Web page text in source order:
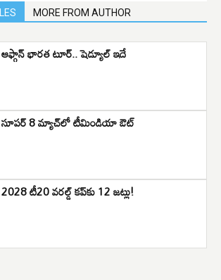
MORE FROM AUTHOR
ఆఫ్గాన్‌ భారత టూర్‌.. షెడ్యూల్‌ ఇదే
సూపర్ 8 మ్యాచ్‌లో టీమిండియా ఔట్
2028 టీ20 వరల్డ్ కప్‌కు 12 జట్లు!